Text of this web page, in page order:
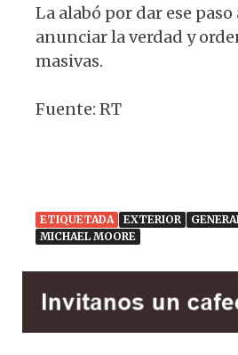
La alabó por dar ese
anunciar la verdad y
masivas.
Fuente: RT
ETIQUETADA EXTERIOR
MICHAEL MOORE